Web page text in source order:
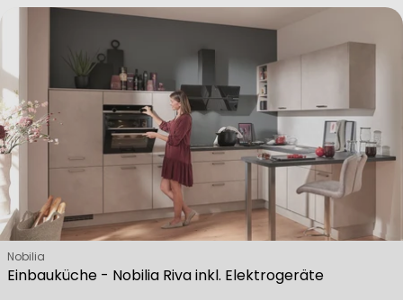
Einbauküche - Nobilia Riva inkl. Elektrogeräte
Verkäufer:
Nobilia